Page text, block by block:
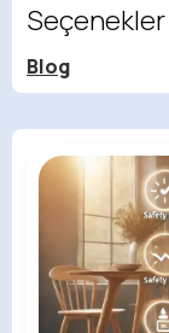
Seçenekler
Blog